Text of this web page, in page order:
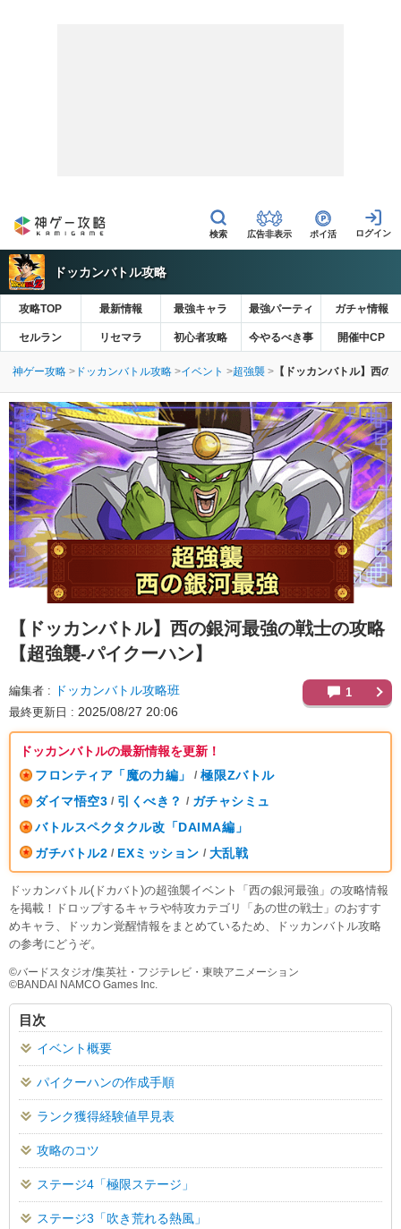
広告非表示 ポイ活
ドッカンバトル攻略
攻略TOP 最新情報 最強キャラ 最強パーティ ガチャ情報
セルラン リセマラ 初心者攻略 今やるべき事 開催中CP
神ゲー攻略 ドッカンバトル攻略 イベント 超強襲 【ドッカンバトル】西の
【ドッカンバトル】 西の銀河最強の戦士の攻略
【超強襲-パイクーハン】
編集者 ドッカンバトル攻略班
最終更新日 2025/08/27 20:06
1
ドッカンバトルの最新情報を更新！
フロンティア「魔の力編」
/ 極限Zバトル
ダイマ悟空3 / 引くべき？ / ガチャシミュ
バトルスペクタクル改「DAIMA編」
ガチバトル2 / EXミッション / 大乱戦
ドッカンバトル(ドカバト)の超強襲イベント「西の銀河最強」の攻略情報
を掲載！ドロップするキャラや特攻カテゴリ「あの世の戦士」のおすす
めキャラ、ドッカン覚醒情報をまとめているため、ドッカンバトル攻略
の参考にどうぞ。
©︎バードスタジオ/集英社・フジテレビ・東映アニメーション
©︎BANDAI NAMCO Games Inc.
目次
イベント概要
パイクーハンの作成手順
ランク獲得経験値早見表
攻略のコツ
ステージ4「極限ステージ」
ステージ3「吹き荒れる熱風」